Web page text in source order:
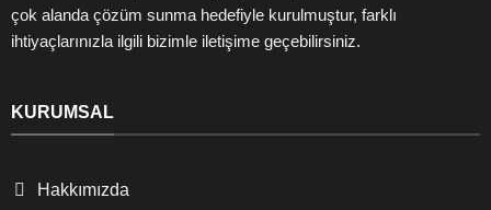
çok alanda çözüm sunma hedefiyle kurulmuştur, farklı
ihtiyaçlarınızla ilgili bizimle iletişime geçebilirsiniz.
KURUMSAL
Hakkımızda